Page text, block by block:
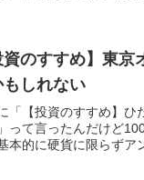
資のすすめ】東
もしれない
「【投資のすすめ】ひ
って言ったんだけど
本的に硬貨に限らずア